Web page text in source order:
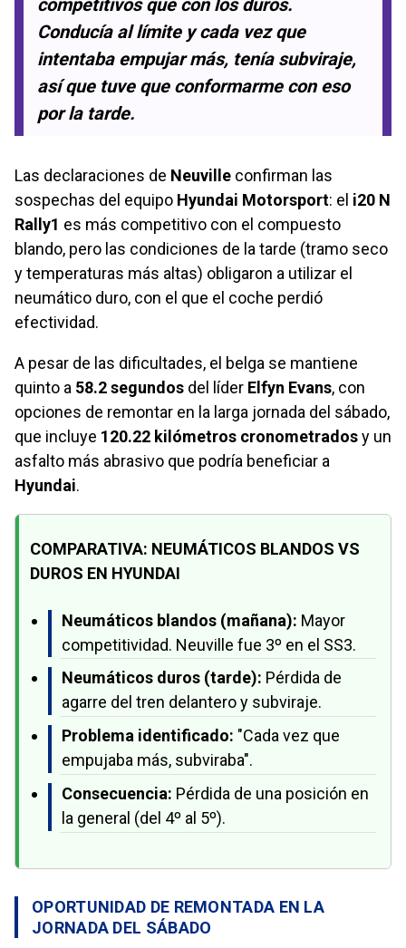
Conducía al límite y cada vez que
intentaba empujar más, tenía subviraje,
así que tuve que conformarme con eso
por la tarde.
Las declaraciones de Neuville confirman las
sospechas del equipo Hyundai Motorsport: el i20 N
Rally1 es más competitivo con el compuesto
blando, pero las condiciones de la tarde (tramo seco
y temperaturas más altas) obligaron a utilizar el
neumático duro, con el que el coche perdió
efectividad.
A pesar de las dificultades, el belga se mantiene
quinto a 58.2 segundos del líder Elfyn Evans, con
opciones de remontar en la larga jornada del sábado,
que incluye 120.22 kilómetros cronometradosy un
asfalto más abrasivo que podría beneficiar a
Hyundai.
COMPARATIVA: NEUMÁTICOS BLANDOS VS
DUROS EN HYUNDAI
Neumáticos blandos (mañana): Mayor
competitividad. Neuville fue 3º en el SS3.
Neumáticos duros (tarde): Pérdida de
agarre del tren delantero y subviraje.
Problema identificado: "Cada vez que
empujaba más, subviraba".
Consecuencia: Pérdida de una posición en
la general (del 4º al 5º).
OPORTUNIDAD DE REMONTADA EN LA
JORNADA DEL SÁBADO